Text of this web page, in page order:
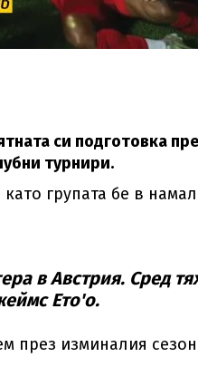
си подготовка
турнири.
групата бе в
в Австрия. Сред
Ето'о.
през изминалия